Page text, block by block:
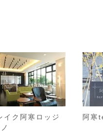
イク阿寒ロッジ
阿寒